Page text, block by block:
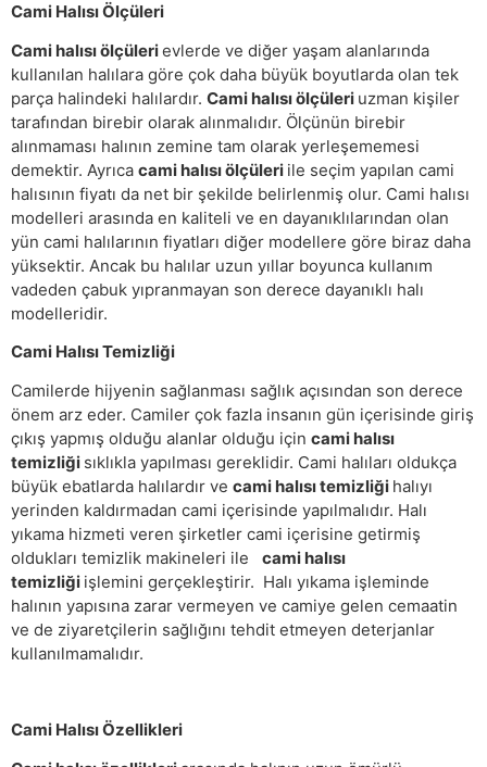
Cami Halısı Ölçüleri
Cami halısı ölçülerievlerde ve diğer yaşam alanlarında
kullanılan halılara göre çok daha büyük boyutlarda olan tek
parça halindeki halılardır. Cami halısı ölçüleri uzman kişiler
tarafından birebir olarak alınmalıdır. Ölçünün birebir
alınmaması halının zemine tam olarak yerleşememesi
demektir. Ayrıca cami halısı ölçüleri ile seçim yapılan cami
halısının fiyatı da net bir şekilde belirlenmiş olur. Cami halısı
modelleri arasında en kaliteli ve en dayanıklılarından olan
yün cami halılarının fiyatları diğer modellere göre biraz daha
yüksektir. Ancak bu halılar uzun yıllar boyunca kullanım
vadeden çabuk yıpranmayan son derece dayanıklı halı
modelleridir.
Cami Halısı Temizliği
Camilerde hijyenin sağlanması sağlık açısından son derece
önem arz eder. Camiler çok fazla insanın gün içerisinde giriş
çıkış yapmış olduğu alanlar olduğu için cami halısı
temizliği sıklıkla yapılması gereklidir. Cami halıları oldukça
büyük ebatlarda halılardır ve cami halısı temizliği halıyı
yerinden kaldırmadan cami içerisinde yapılmalıdır. Halı
yıkama hizmeti veren şirketler cami içerisine getirmiş
oldukları temizlik makineleri ile cami halısı
temizliği işlemini gerçekleştirir. Halı yıkama işleminde
halının yapısına zarar vermeyen ve camiye gelen cemaatin
ve de ziyaretçilerin sağlığını tehdit etmeyen deterjanlar
kullanılmamalıdır.
Cami Halısı Özellikleri